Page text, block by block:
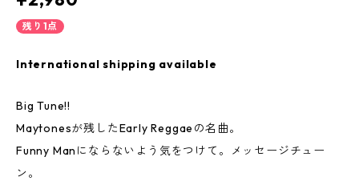
残り1点
International shipping available
Big Tune!!
Maytonesが残したEarly Reggaeの名曲。
Funny Manにならないよう気をつけて。メッセージチュー
ン。